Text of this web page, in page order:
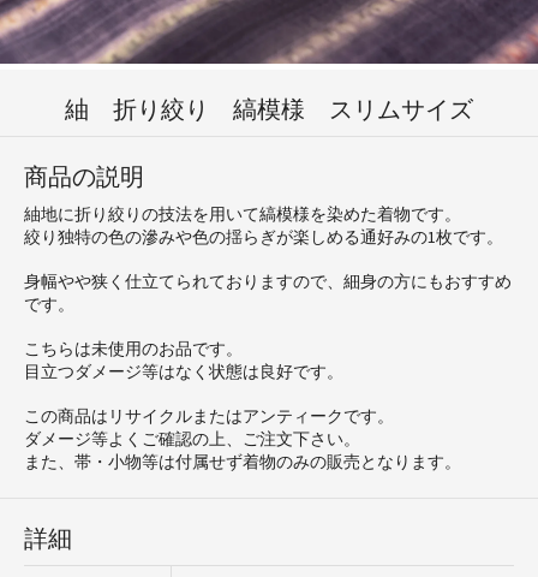
紬 折り絞り 縞模様 スリムサイズ
商品の説明
紬地に折り絞りの技法を用いて縞模様を染めた着物です。
絞り独特の色の滲みや色の揺らぎが楽しめる通好みの1枚です。
身幅やや狭く仕立てられておりますので、細身の方にもおすすめ
です。
こちらは未使用のお品です。
目立つダメージ等はなく状態は良好です。
この商品はリサイクルまたはアンティークです。
ダメージ等よくご確認の上、ご注文下さい。
また、帯・小物等は付属せず着物のみの販売となります。
詳細